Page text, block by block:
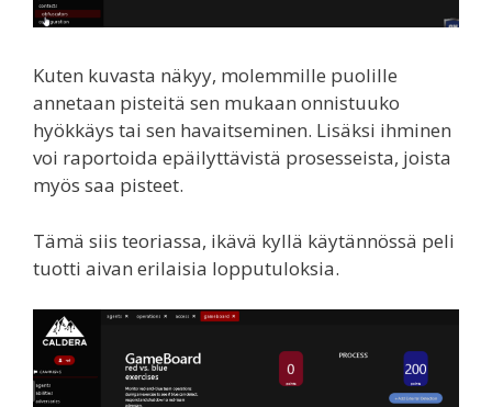
Kuten kuvasta näkyy, molemmille puolille
annetaan pisteitä sen mukaan onnistuuko
hyökkäys tai sen havaitseminen. Lisäksi ihminen
voi raportoida epäilyttävistä prosesseista, joista
myös saa pisteet.
Tämä siis teoriassa, ikävä kyllä käytännössä peli
tuotti aivan erilaisia lopputuloksia.